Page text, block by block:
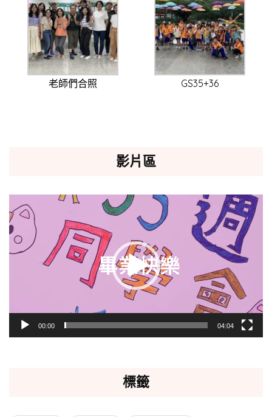
老師們合照 GS35+36
影片區
訊
播
放
00:00 04:04
標籤